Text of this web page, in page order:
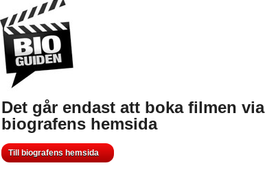
Det går endast att boka filmen via
biografens hemsida
Till biografens hemsida